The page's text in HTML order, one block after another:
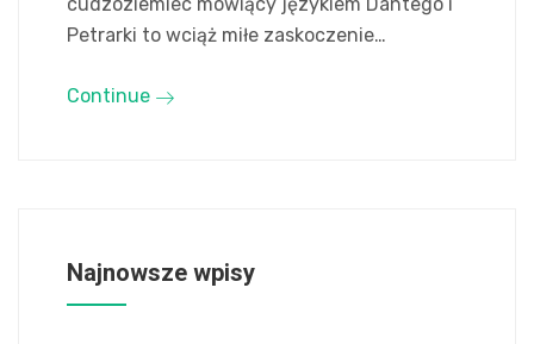
Petrarki to wciąż miłe zaskoczenie…
Continue
Najnowsze wpisy